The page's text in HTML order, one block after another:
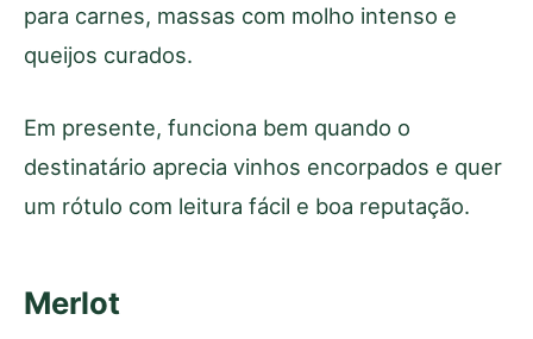
para carnes, massas com molho intenso e
queijos curados.
Em presente, funciona bem quando o
destinatário aprecia vinhos encorpados e quer
um rótulo com leitura fácil e boa reputação.
Merlot